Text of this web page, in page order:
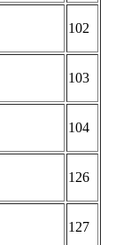
102
103
104
126
127